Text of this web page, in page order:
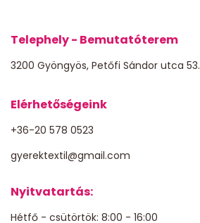
Telephely - Bemutatóterem
3200 Gyöngyös, Petőfi Sándor utca 53.
Elérhetőségeink
+36-20 578 0523
gyerektextil@gmail.com
Nyitvatartás:
Hétfő - csütörtök: 8:00 - 16:00